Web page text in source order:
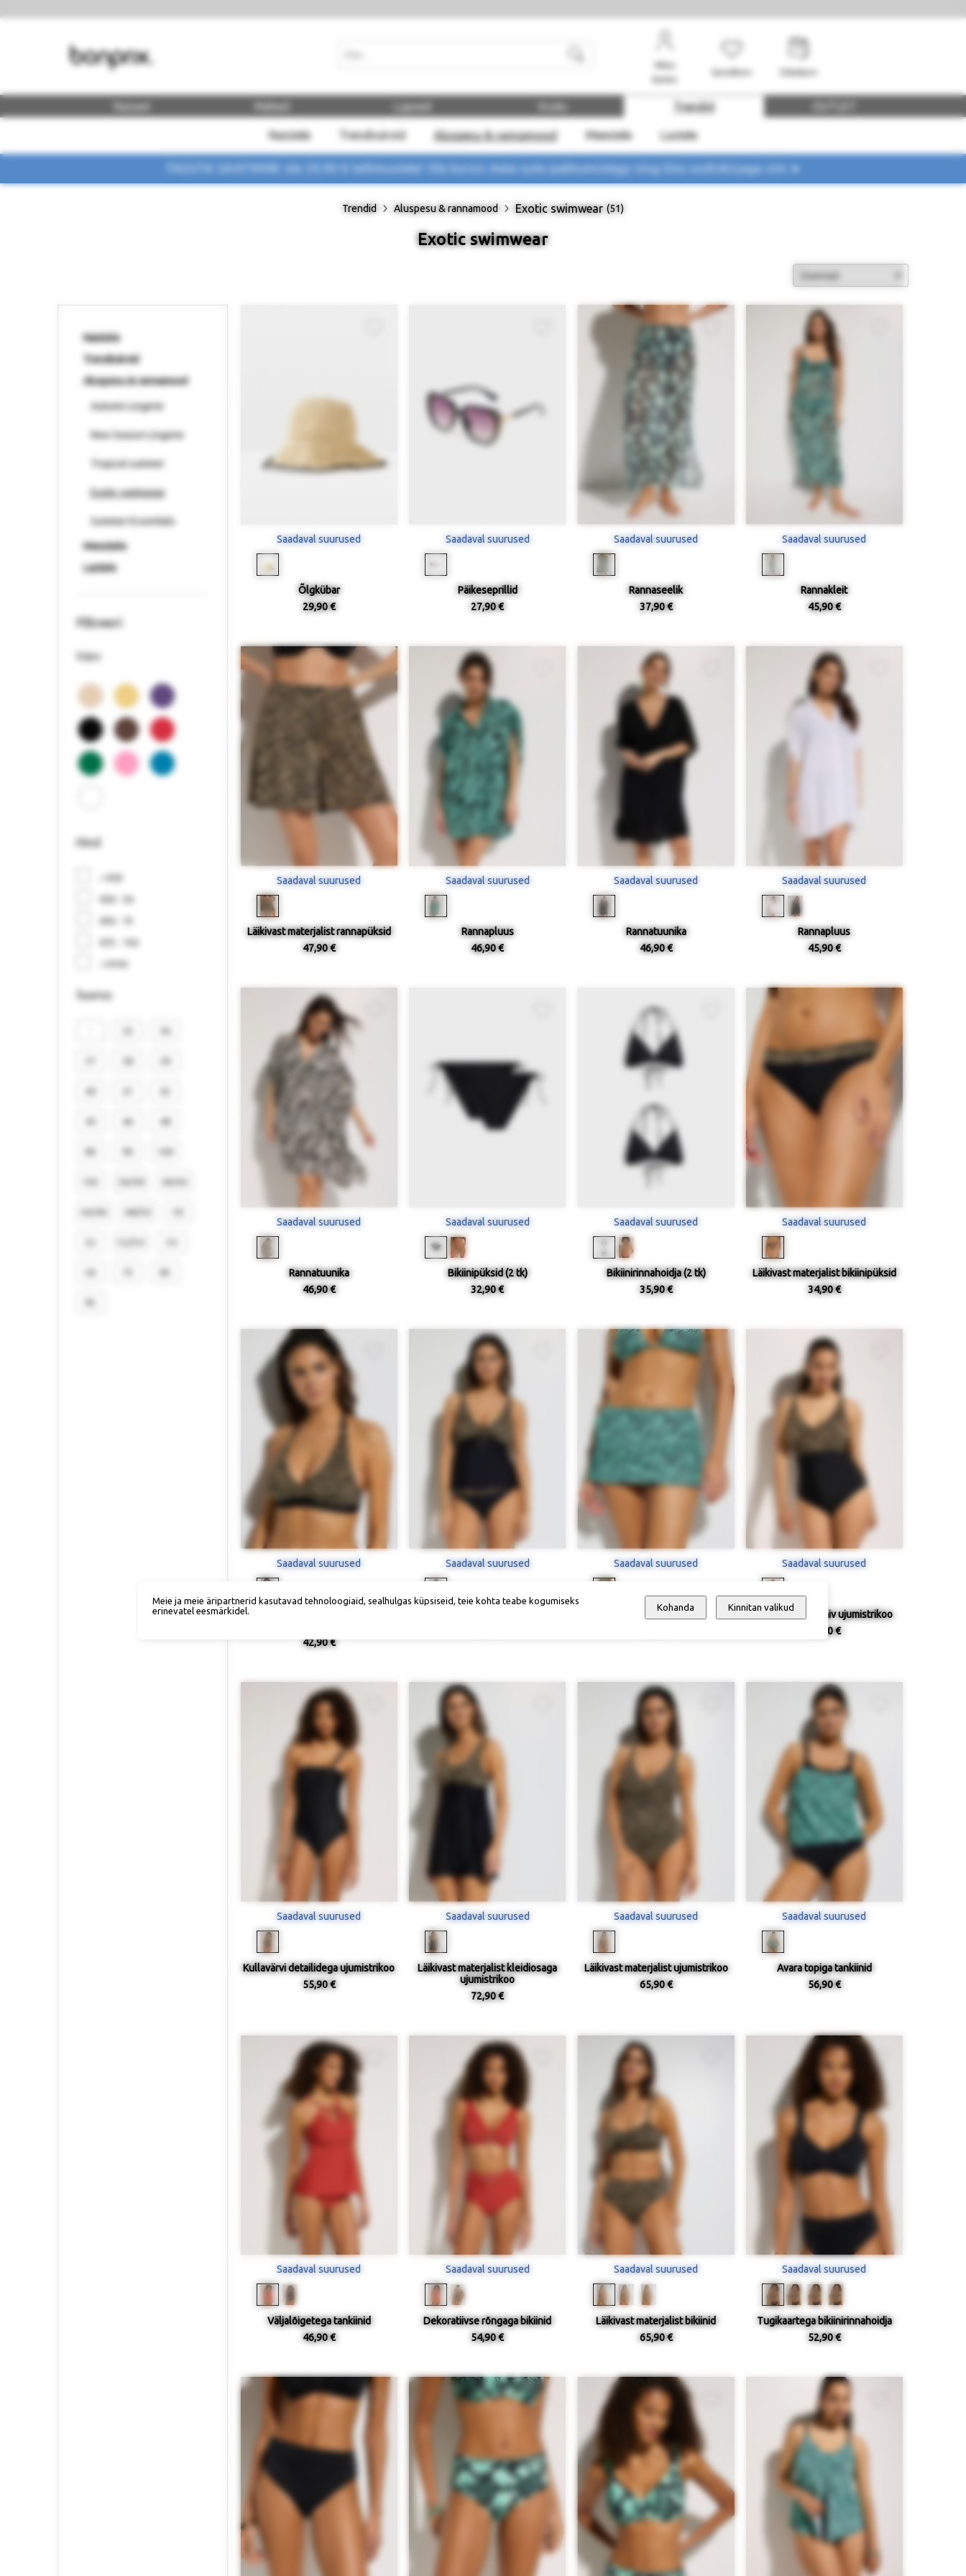
Ostukorv
Naised Mehed Lapsed Trendid
Naistele Trendivärvid Aluspesu & rannamood Meestele Lastele
TASUTA SAATMINE üle 29,90 € tellimustele! Ole kursis meie uute pakkumistega ning liitu uudiskirjaga siin ➤
Trendid Aluspesu & rannamood Exotic swimwear (51)
Exotic swimwear
Naistele
Trendivärvid
Aluspesu & rannamood
Autumn Lingerie
New Season Lingerie
Tropical summer
Exotic swimwear
Summer Essentials
Meestele
Lastele
Filtreeri
Värv
Hind
< €30
€30 - 50
€50 - 75
€75 - 150
> €150
Suurus
Saadaval suurused
Õlgkübar
29,90 €
Saadaval suurused
Päikeseprillid
27,90 €
Saadaval suurused
Rannaseelik
37,90 €
Saadaval suurused
Rannakleit
45,90 €
Saadaval suurused
Läikivast materjalist rannapüksid
47,90 €
Saadaval suurused
Rannapluus
46,90 €
Saadaval suurused
Rannatuunika
46,90 €
Saadaval suurused
Rannapluus
45,90 €
Saadaval suurused
Rannatuunika
46,90 €
Saadaval suurused
Bikiinipüksid (2 tk)
32,90 €
Saadaval suurused
Bikiinirinnahoidja (2 tk)
35,90 €
Saadaval suurused
Läikivast materjalist bikiinipüksid
34,90 €
Saadaval suurused
42,90 €
Saadaval suurused Saadaval suurused
Kahtepidi kantav ujumisseelik
Saadaval suurused
Keskmiselt vormiv ujumistrikoo
58,90 €
Saadaval suurused
Kullavärvi detailidega ujumistrikoo
55,90 €
Saadaval suurused
Läikivast materjalist kleidiosaga
ujumistrikoo
72,90 €
Saadaval suurused
Läikivast materjalist ujumistrikoo
65,90 €
Saadaval suurused
Avara topiga tankiinid
56,90 €
Saadaval suurused
Väljalõigetega tankiinid
46,90 €
Saadaval suurused
Dekoratiivse rõngaga bikiinid
54,90 €
Saadaval suurused
Läikivast materjalist bikiinid
65,90 €
Saadaval suurused
Tugikaartega bikiinirinnahoidja
52,90 €
Meie ja meie äripartnerid kasutavad tehnoloogiaid, sealhulgas küpsiseid, teie kohta teabe kogumiseks
erinevatel eesmärkidel.
Kohanda Kinnitan valikud